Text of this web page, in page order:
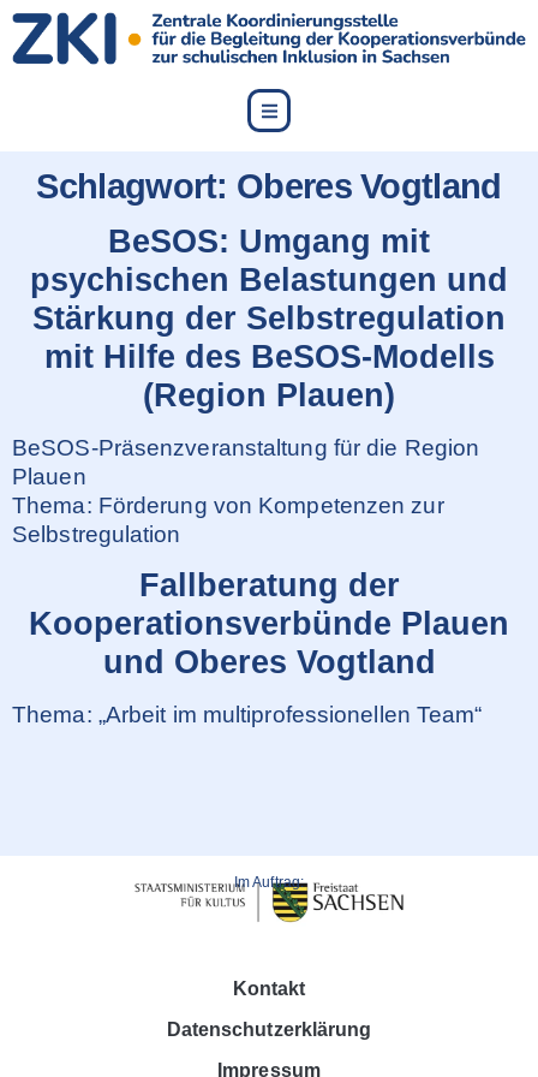
content
Schlagwort: Oberes Vogtland
BeSOS: Umgang mit
psychischen Belastungen und
Stärkung der Selbstregulation
mit Hilfe des BeSOS-Modells
(Region Plauen)
BeSOS-Präsenzveranstaltung für die Region
Plauen
Thema: Förderung von Kompetenzen zur
Selbstregulation
Fallberatung der
Kooperationsverbünde Plauen
und Oberes Vogtland
Thema: „Arbeit im multiprofessionellen Team“
Im Auftrag:
Kontakt
Datenschutzerklärung
Impressum